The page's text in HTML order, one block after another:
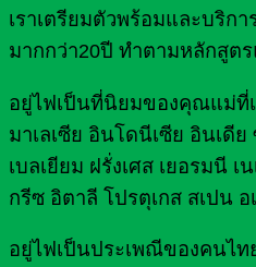
เราเตรียมตัวพร้อมและบริ
มากกว่า20ปี ทำตามหลักสูต
อยู่ไฟเป็นที่นิยมของคุณแม่ที่
มาเลเซีย อินโดนีเซีย อินเดี
เบลเยียม ฝรั่งเศส เยอรมนี
กรีซ อิตาลี โปรตุเกส สเปน อ
อยู่ไฟเป็นประเพณีของคนไ